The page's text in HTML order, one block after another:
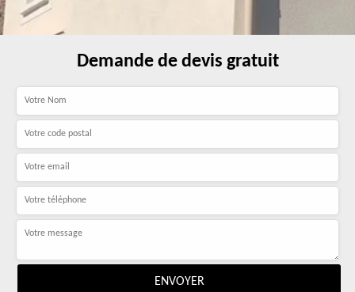
Demande de devis gratuit